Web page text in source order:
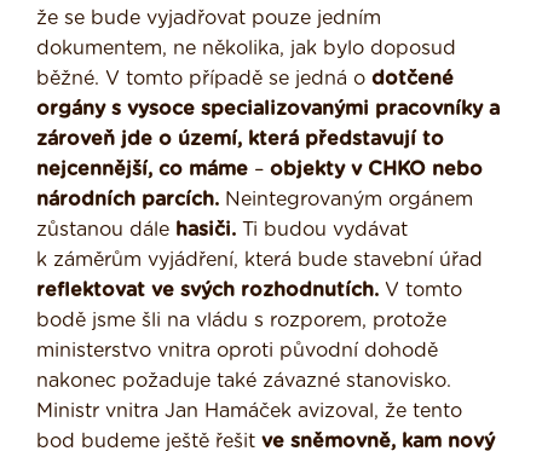
že se bude vyjadřovat pouze jedním
dokumentem, ne několika, jak bylo doposud
běžné. V tomto případě se jedná o dotčené
orgány s vysoce specializovanými pracovníky a
zároveň jde o území, která představují to
nejcennější, co máme – objekty v CHKO nebo
národních parcích. Neintegrovaným orgánem
zůstanou dále hasiči. Ti budou vydávat
k záměrům vyjádření, která bude stavební úřad
reflektovat ve svých rozhodnutích. V tomto
bodě jsme šli na vládu s rozporem, protože
ministerstvo vnitra oproti původní dohodě
nakonec požaduje také závazné stanovisko.
Ministr vnitra Jan Hamáček avizoval, že tento
bod budeme ještě řešit ve sněmovně, kam nový